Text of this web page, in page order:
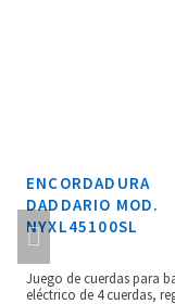
ENCORDADURA
DADDARIO MOD.
NYXL45100SL
Juego de cuerdas para
eléctrico de 4 cuerdas,